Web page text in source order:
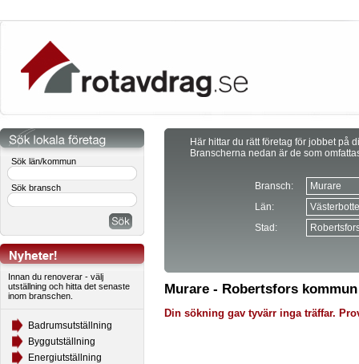
Sök län/kommun
Sök bransch
Innan du renoverar - välj
utställning och hitta det senaste
inom branschen.
Badrumsutställning
Byggutställning
Energiutställning
Här hittar du rätt företag för jobbet på
Branscherna nedan är de som
Bransch:
Län:
Stad:
Murare - Robertsfors kommun
Din sökning gav tyvärr inga träffar.